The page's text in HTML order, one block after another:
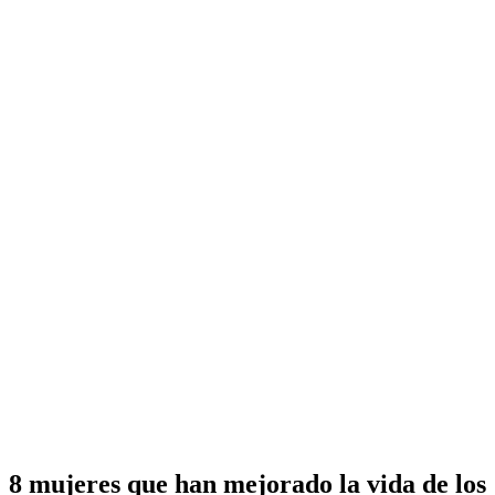
8 mujeres que han mejorado la vida de los